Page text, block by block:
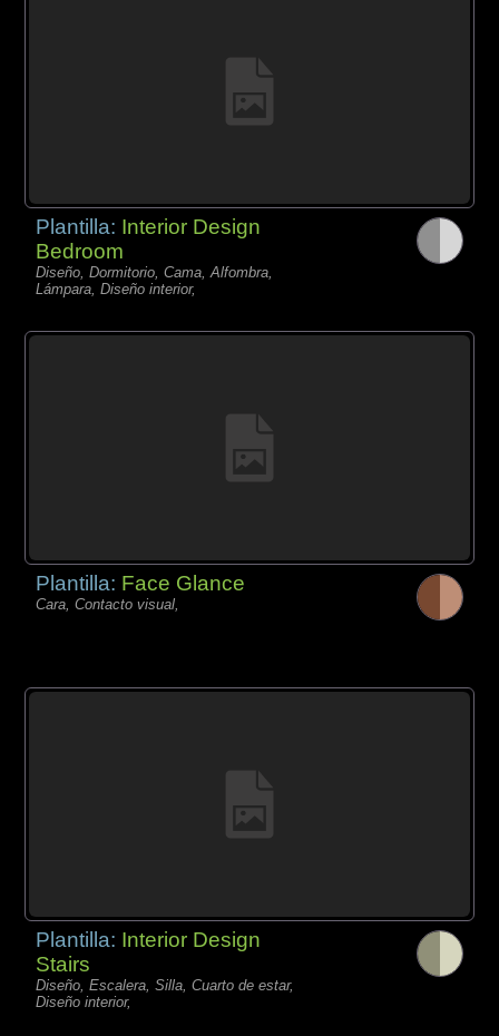
Plantilla: Interior Design
Bedroom
Diseño, Dormitorio, Cama, Alfombra,
Lámpara, Diseño interior,
Plantilla: Face Glance
Cara, Contacto visual,
Plantilla: Interior Design
Stairs
Diseño, Escalera, Silla, Cuarto de estar,
Diseño interior,